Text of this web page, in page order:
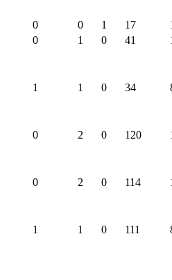
0 0 1 17
0 1 0 41
1 1 0 34
0 2 0 120
0 2 0 114
1 1 0 111